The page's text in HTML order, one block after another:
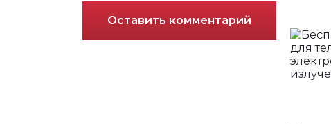
Оставить комментарий